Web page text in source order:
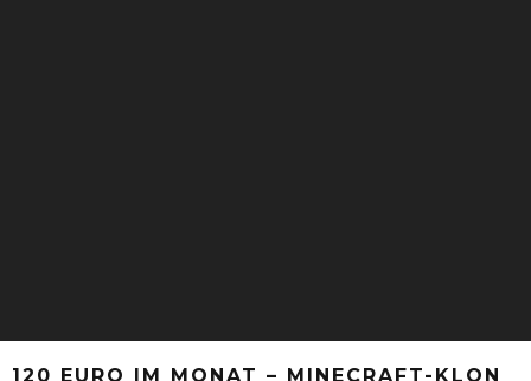
120 EURO IM MONAT – MINECRAFT-KLON